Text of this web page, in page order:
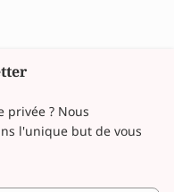
privée ? Nous
l'unique but de vous